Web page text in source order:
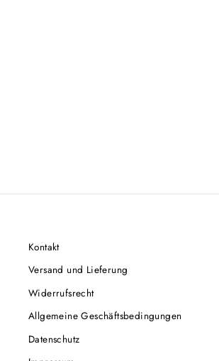
Kontakt
Versand und Lieferung
Widerrufsrecht
Allgemeine Geschäftsbedingungen
Datenschutz